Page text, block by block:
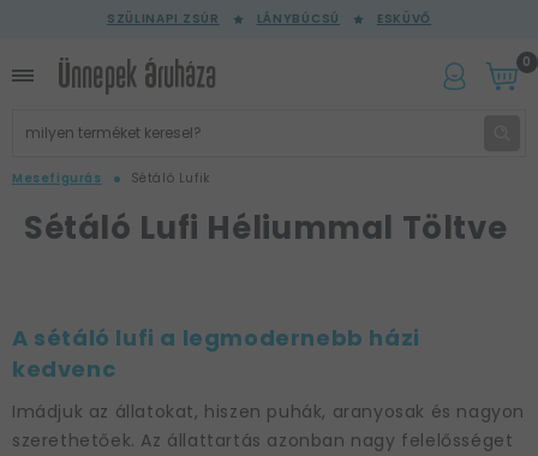
SZÜLINAPI ZSÚR LÁNYBÚCSÚ ESKÜVŐ
0
Mesefigurás Sétáló Lufik
Sétáló Lufi Héliummal Töltve
A sétáló lufi a legmodernebb házi
kedvenc
Imádjuk az állatokat, hiszen puhák, aranyosak és nagyon
szerethetőek. Az állattartás azonban nagy felelősséget